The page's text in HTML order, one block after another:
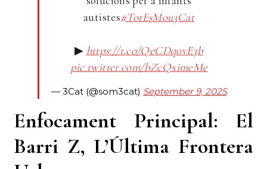
https://t.co/QeCDq0vE3b
pic.twitter.com/bZcQximeMe
— 3Cat (@som3cat)September 9, 2025
Enfocament Principal: El
Barri Z, L’Última Frontera
Urbana
Un dels fets més destacats de la quinzena, amb un